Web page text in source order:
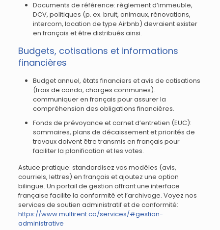
Documents de référence: règlement d’immeuble,
DCV, politiques (p. ex. bruit, animaux, rénovations,
intercom, location de type Airbnb) devraient exister
en français et être distribués ainsi.
Budgets, cotisations et informations
financières
Budget annuel, états financiers et avis de cotisations
(frais de condo, charges communes):
communiquer en français pour assurer la
compréhension des obligations financières.
Fonds de prévoyance et carnet d’entretien (EUC):
sommaires, plans de décaissement et priorités de
travaux doivent être transmis en français pour
faciliter la planification et les votes.
Astuce pratique: standardisez vos modèles (avis,
courriels, lettres) en français et ajoutez une option
bilingue. Un portail de gestion offrant une interface
française facilite la conformité et l’archivage. Voyez nos
services de soutien administratif et de conformité:
https://www.multirent.ca/services/#gestion-
administrative